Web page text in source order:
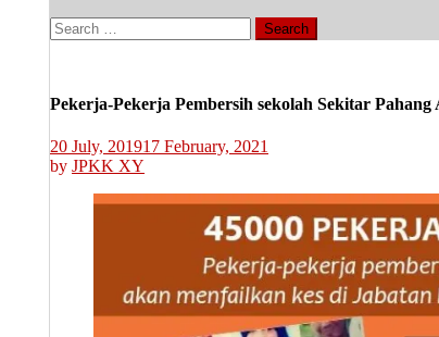
Search
for:
Pekerja-Pekerja Pembersih sekolah Sekitar
20 July, 201917 February, 2021
by JPKK XY